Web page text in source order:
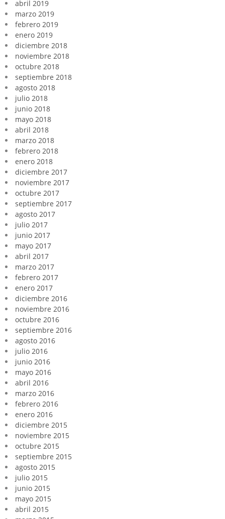
abril 2019
marzo 2019
febrero 2019
enero 2019
diciembre 2018
noviembre 2018
octubre 2018
septiembre 2018
agosto 2018
julio 2018
junio 2018
mayo 2018
abril 2018
marzo 2018
febrero 2018
enero 2018
diciembre 2017
noviembre 2017
octubre 2017
septiembre 2017
agosto 2017
julio 2017
junio 2017
mayo 2017
abril 2017
marzo 2017
febrero 2017
enero 2017
diciembre 2016
noviembre 2016
octubre 2016
septiembre 2016
agosto 2016
julio 2016
junio 2016
mayo 2016
abril 2016
marzo 2016
febrero 2016
enero 2016
diciembre 2015
noviembre 2015
octubre 2015
septiembre 2015
agosto 2015
julio 2015
junio 2015
mayo 2015
abril 2015